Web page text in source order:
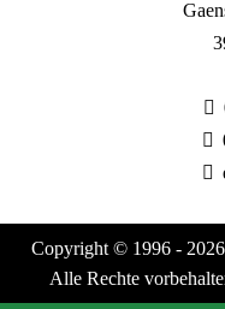
Copyright © 1996 -
Alle Rechte